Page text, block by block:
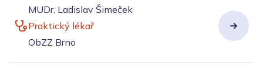
MUDr. Ladislav Šimeček
Praktický lékař
ObZZ Brno